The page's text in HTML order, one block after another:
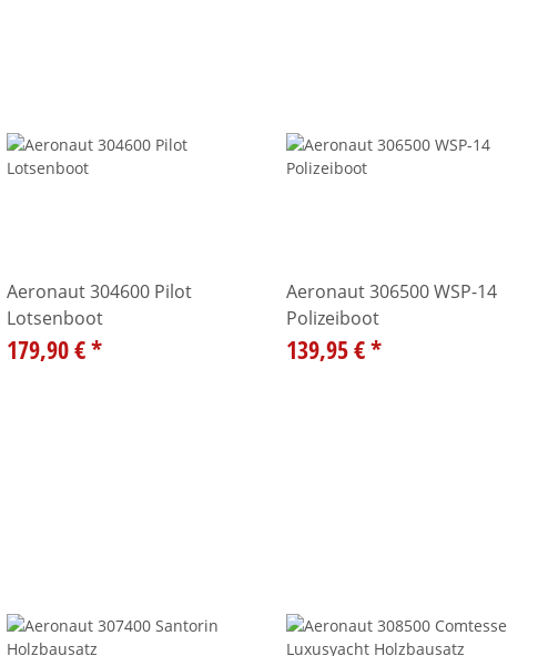
Aeronaut 304600 Pilot
Lotsenboot
179,90 €*
Aeronaut 306500 WSP-14
Polizeiboot
139,95 €*